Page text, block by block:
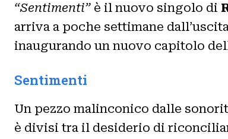
“Sentimenti” è il nuovo singolo di
arriva a poche settimane
inaugurando un nuovo capitolo
Sentimenti
Un pezzo malinconico dalle
è divisi tra il desiderio di